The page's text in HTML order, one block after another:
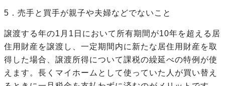
5．売手と買手が親子や夫婦などでないこと
譲渡する年の1月1日において所有期間が10年を超える居
住用財産を譲渡し、一定期間内に新たな居住用財産を取
得した場合、譲渡所得について課税の繰延べの特例が使
えます。長くマイホームとして使っていた人が買い替え